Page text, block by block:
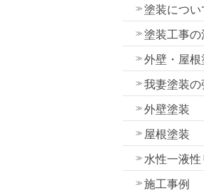
塗装につい
塗装工事
外壁・屋
我妻塗装の
外壁塗装
屋根塗装
水性一液
施工事例